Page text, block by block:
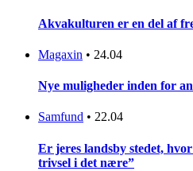
Akvakulturen er en del af
Magaxin • 24.04
Nye muligheder inden for
Samfund • 22.04
Er jeres landsby stedet,
trivsel i det nære”